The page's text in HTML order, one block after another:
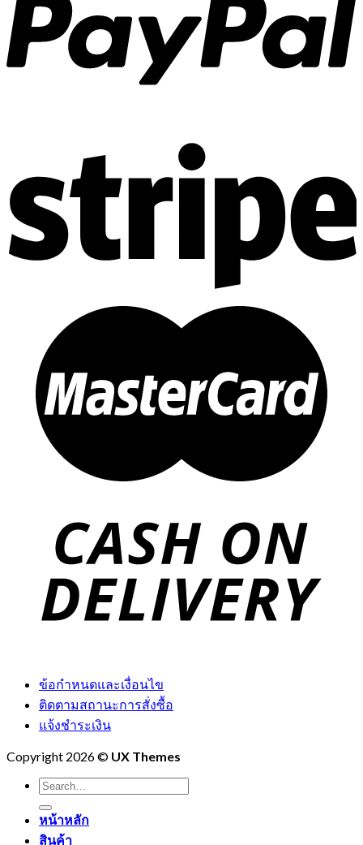
ข้อกำหนดและเงื่อนไข
ติดตามสถานะการสั่งซื้อ
แจ้งชำระเงิน
Copyright 2026 © UX Themes
Search
for:
หน้าหลัก
สินค้า